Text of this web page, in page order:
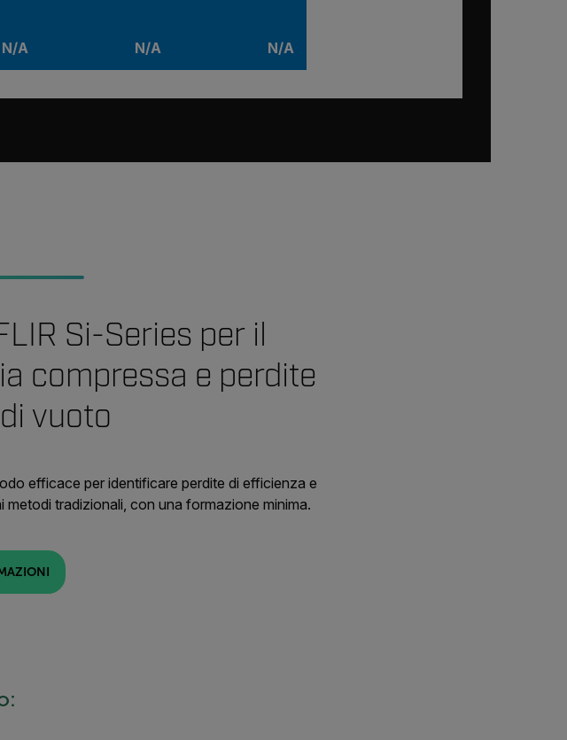
N/A N/A N/A
Si-Series per il
compressa e perdite
vuoto
efficace per identificare perdite di efficienza e
tradizionali, con una formazione minima.